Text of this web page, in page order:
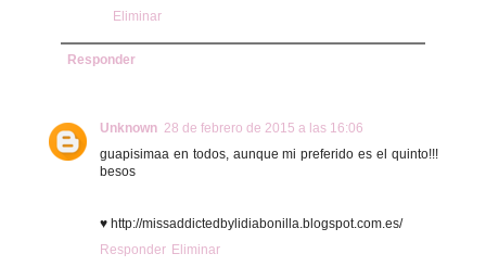
Eliminar
Responder
Unknown 28 de febrero de 2015 a las 16:06
guapisimaa en todos, aunque mi preferido es el quinto!!!
besos
♥ http://missaddictedbylidiabonilla.blogspot.com.es/
Responder Eliminar